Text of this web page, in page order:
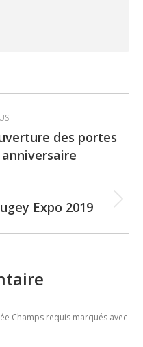
des portes
Expo 2019
Champs requis marqués avec